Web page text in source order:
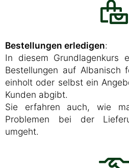
Bestellungen erledigen:
In diesem Grundlagenkurs
Bestellungen auf Albanisch
einholt oder selbst ein
Kunden abgibt.
Sie erfahren auch, wie
Problemen bei der
umgeht.